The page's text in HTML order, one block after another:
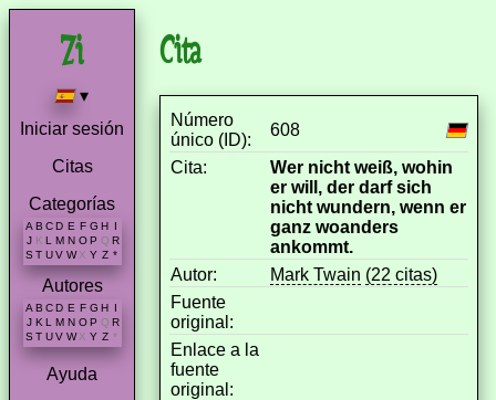
▾
Iniciar sesión
Citas
Categorías
A B C D E F G H I
J K L M N O P Q R
S T U V W X Y Z *
Autores
A B C D E F G H
J K L M N O P Q R
S T U V W X Y Z *
Ayuda
Cita
Número
único (ID):
608
Cita:
Wer nicht weiß, wohin
er will, der darf sich
nicht wundern, wenn er
ganz woanders
ankommt.
Autor:
Mark Twain (22 citas)
Fuente
original:
Enlace a la
fuente
original: